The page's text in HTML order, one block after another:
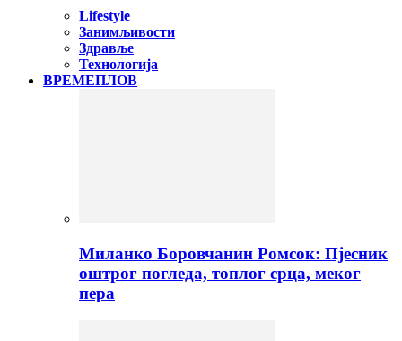
Lifestyle
Занимљивости
Здравље
Технологија
ВРЕМЕПЛОВ
Миланко Боровчанин Ромсок: Пјесник
оштрог погледа, топлог срца, меког
пера